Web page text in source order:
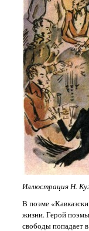
Иллюстрация Н.
В поэме
жизни. Герой
свободы попадает